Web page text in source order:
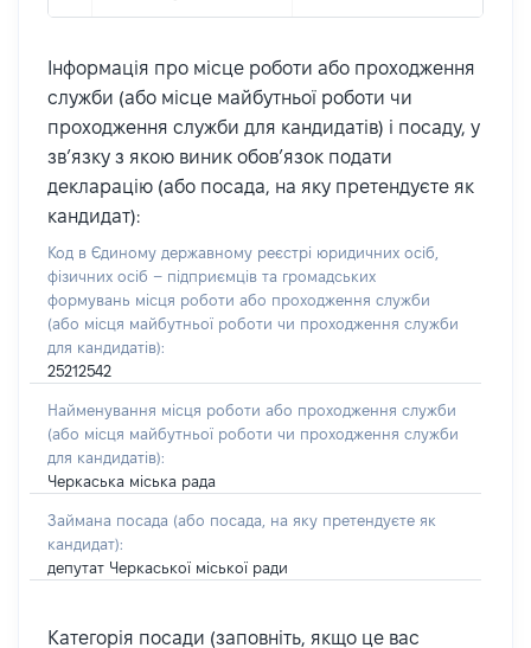
Інформація про місце роботи або проходження
служби (або місце майбутньої роботи чи
проходження служби для кандидатів) і посаду, у
зв’язку з якою виник обов’язок подати
декларацію (або посада, на яку претендуєте як
кандидат):
Код в Єдиному державному реєстрі юридичних осіб,
фізичних осіб – підприємців та громадських
формувань місця роботи або проходження служби
(або місця майбутньої роботи чи проходження служби
для кандидатів):
25212542
Найменування місця роботи або проходження служби
(або місця майбутньої роботи чи проходження служби
для кандидатів):
Черкаська міська рада
Займана посада (або посада, на яку претендуєте як
кандидат):
депутат Черкаської міської ради
Категорія посади (заповніть, якщо це вас